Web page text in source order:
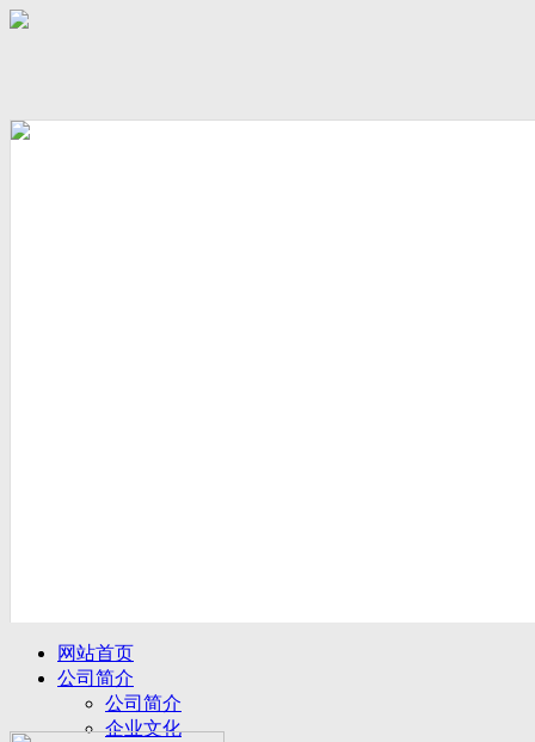
网站首页
公司简介
公司简介
企业文化